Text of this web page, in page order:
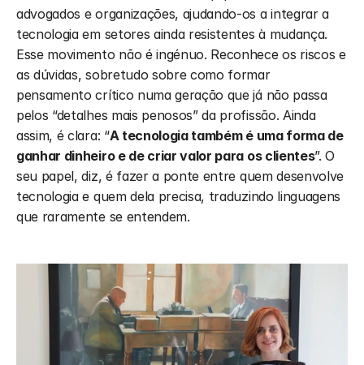
advogados e organizações, ajudando-os a integrar a
tecnologia em setores ainda resistentes à mudança.
Esse movimento não é ingénuo. Reconhece os riscos e
as dúvidas, sobretudo sobre como formar
pensamento crítico numa geração que já não passa
pelos “detalhes mais penosos” da profissão. Ainda
assim, é clara: “A tecnologia também é uma forma de
ganhar dinheiro e de criar valor para os clientes”. O
seu papel, diz, é fazer a ponte entre quem desenvolve
tecnologia e quem dela precisa, traduzindo linguagens
que raramente se entendem.